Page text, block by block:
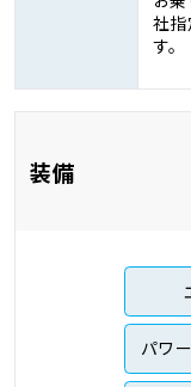
社
す。
装備
パワ